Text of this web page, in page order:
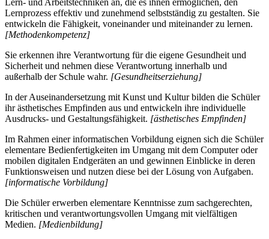
Lern- und Arbeitstechniken an, die es ihnen ermöglichen, den
Lernprozess effektiv und zunehmend selbstständig zu gestalten. Sie
entwickeln die Fähigkeit, voneinander und miteinander zu lernen.
[Methodenkompetenz]
Sie erkennen ihre Verantwortung für die eigene Gesundheit und
Sicherheit und nehmen diese Verantwortung innerhalb und
außerhalb der Schule wahr. [Gesundheitserziehung]
In der Auseinandersetzung mit Kunst und Kultur bilden die Schüler
ihr ästhetisches Empfinden aus und entwickeln ihre individuelle
Ausdrucks- und Gestaltungsfähigkeit. [ästhetisches Empfinden]
Im Rahmen einer informatischen Vorbildung eignen sich die Schüler
elementare Bedienfertigkeiten im Umgang mit dem Computer oder
mobilen digitalen Endgeräten an und gewinnen Einblicke in deren
Funktionsweisen und nutzen diese bei der Lösung von Aufgaben.
[informatische Vorbildung]
Die Schüler erwerben elementare Kenntnisse zum sachgerechten,
kritischen und verantwortungsvollen Umgang mit vielfältigen
Medien. [Medienbildung]